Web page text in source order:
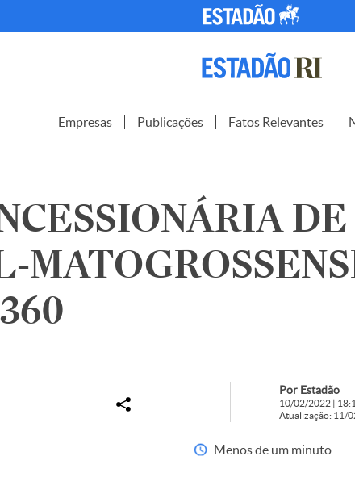
Empresas Publicações Fatos Relevantes
Por Estadão
10/02/2022 |
Atualização: 11/
Menos de um minuto